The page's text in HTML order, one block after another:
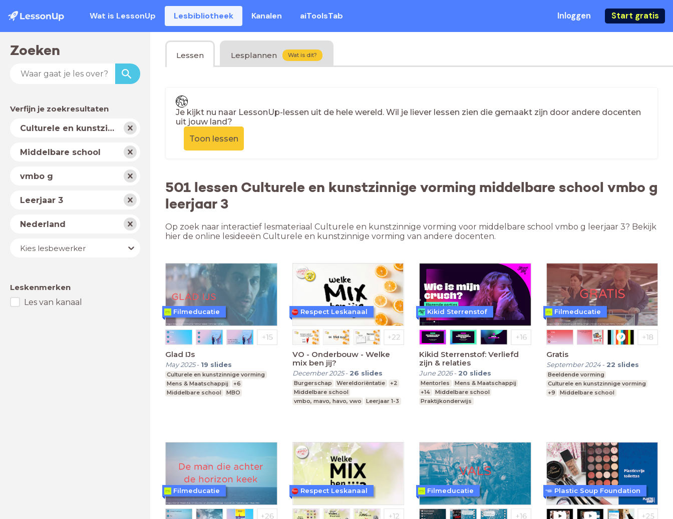
Wat is LessonUp Lesbibliotheek Kanalen aiToolsTab Inloggen Start gratis
Zoeken
Verfijn je zoekresultaten
Vak
Culturele en kunstzinnige vorming
Schooltype
Middelbare school
Niveau
vmbo g
JaarLeerjaar 3
LandNederland
Lesbewerker
Kies lesbewerker
Leskenmerken
Les van kanaal
Lessen Lesplannen Wat is dit?
Je kijkt nu naar LessonUp-lessen uit de hele wereld. Wil je liever lessen zien die gemaakt zijn door andere docenten
uit jouw land?
Toon lessen
501 lessen Culturele en kunstzinnige vorming middelbare school vmbo g
leerjaar 3
Op zoek naar interactief lesmateriaal Culturele en kunstzinnige vorming voor middelbare school vmbo g leerjaar 3? Bekijk
hier de online lesideeën Culturele en kunstzinnige vorming van andere docenten.
Glad IJs
May 2025- 19 slides
Culturele en kunstzinnige vorming
Mens & Maatschappij
+6
Middelbare school
MBO
Filmeducatie
VO - Onderbouw - Welke
mix ben jij?
December 2025- 26 slides
Burgerschap Wereldoriëntatie
+2
Middelbare school
vmbo, mavo, havo, vwo
Leerjaar 1-3
Respect Leskanaal
Kikid Sterrenstof: Verliefd
zijn & relaties
June 2026- 20 slides
Mentorles
Mens & Maatschappij
+14
Middelbare school
Praktijkonderwijs
Kikid Sterrenstof
Gratis
September 2024- 22 slides
Beeldende vorming
Culturele en kunstzinnige vorming
+9
Middelbare school
Filmeducatie
Filmeducatie Respect Leskanaal Filmeducatie Plastic Soup Foundation